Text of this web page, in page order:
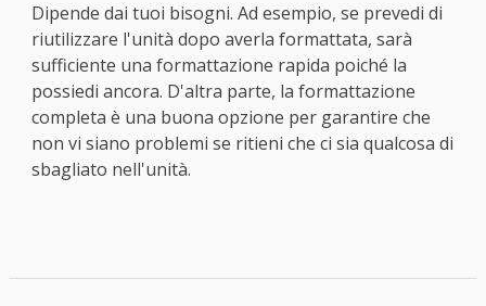
Dipende dai tuoi bisogni. Ad esempio, se prevedi di
riutilizzare l'unità dopo averla formattata, sarà
sufficiente una formattazione rapida poiché la
possiedi ancora. D'altra parte, la formattazione
completa è una buona opzione per garantire che
non vi siano problemi se ritieni che ci sia qualcosa di
sbagliato nell'unità.